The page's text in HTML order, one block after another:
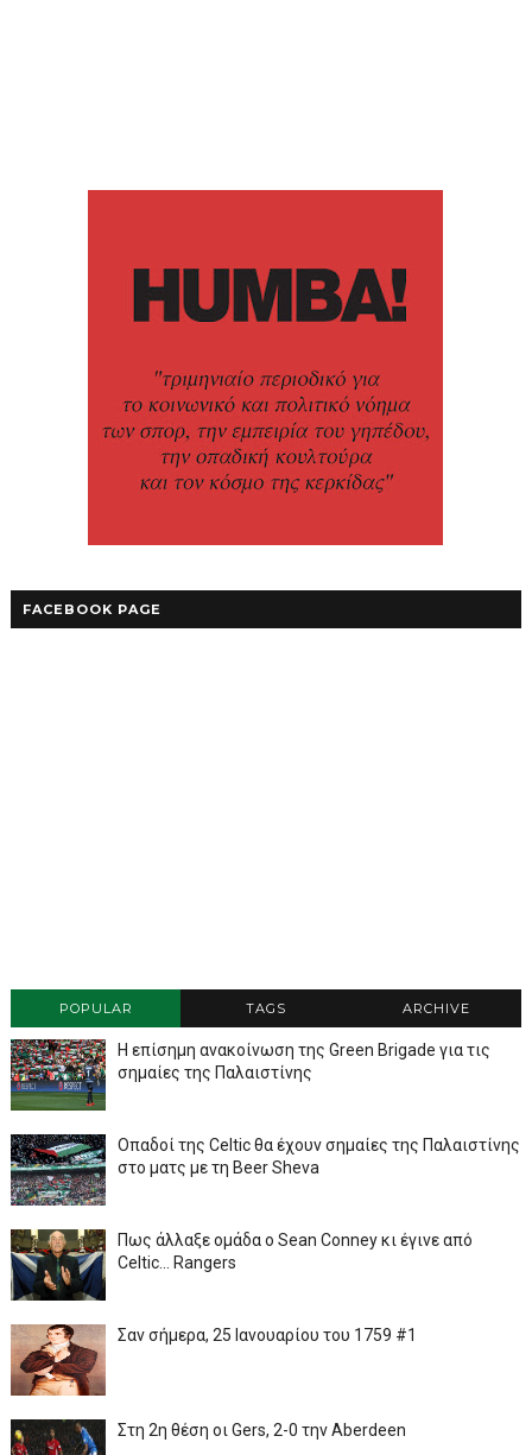
FACEBOOK PAGE
POPULAR TAGS ARCHIVE
Η επίσημη ανακοίνωση της Green Brigade για τις
σημαίες της Παλαιστίνης
Οπαδοί της Celtic θα έχουν σημαίες της Παλαιστίνης
στο ματς με τη Beer Sheva
Πως άλλαξε ομάδα ο Sean Conney κι έγινε από
Celtic... Rangers
Σαν σήμερα, 25 Ιανουαρίου του 1759 #1
Στη 2η θέση οι Gers, 2-0 την Aberdeen